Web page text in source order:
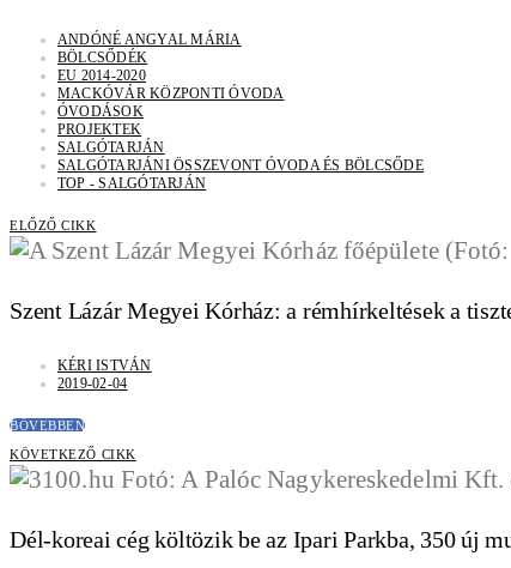
ANDÓNÉ ANGYAL MÁRIA
BÖLCSŐDÉK
EU 2014-2020
MACKÓVÁR KÖZPONTI ÓVODA
ÓVODÁSOK
PROJEKTEK
SALGÓTARJÁN
SALGÓTARJÁNI ÖSSZEVONT ÓVODA ÉS BÖLCSŐDE
TOP - SALGÓTARJÁN
ELŐZŐ CIKK
Szent Lázár Megyei Kórház: a rémhírkeltések a
KÉRI ISTVÁN
2019-02-04
BŐVEBBEN
KÖVETKEZŐ CIKK
Dél-koreai cég költözik be az Ipari Parkba, 350 új